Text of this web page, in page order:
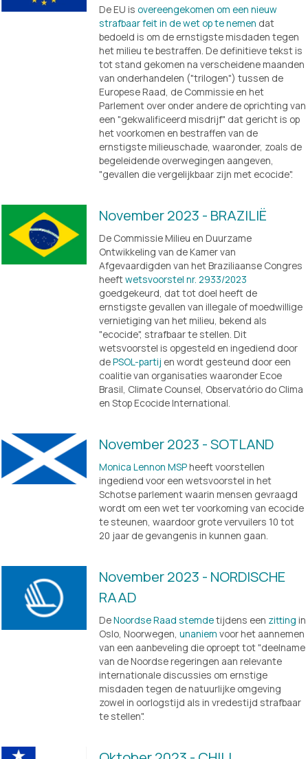
De EU is overeengekomen om een nieuw
strafbaar feit in de wet op te nemen dat
bedoeld is om de ernstigste misdaden tegen
het milieu te bestraffen. De definitieve tekst is
tot stand gekomen na verscheidene maanden
van onderhandelen ("trilogen") tussen de
Europese Raad, de Commissie en het
Parlement over onder andere de oprichting van
een "gekwalificeerd misdrijf" dat gericht is op
het voorkomen en bestraffen van de
ernstigste milieuschade, waaronder, zoals de
begeleidende overwegingen aangeven,
"gevallen die vergelijkbaar zijn met ecocide".
November 2023 - BRAZILIË
De Commissie Milieu en Duurzame
Ontwikkeling van de Kamer van
Afgevaardigden van het Braziliaanse Congres
heeft wetsvoorstel nr. 2933/2023
goedgekeurd, dat tot doel heeft de
ernstigste gevallen van illegale of moedwillige
vernietiging van het milieu, bekend als
"ecocide", strafbaar te stellen. Dit
wetsvoorstel is opgesteld en ingediend door
de PSOL-partij en wordt gesteund door een
coalitie van organisaties waaronder Ecoe
Brasil, Climate Counsel, Observatório do Clima
en Stop Ecocide International.
November 2023 - SOTLAND
Monica Lennon MSP heeft voorstellen
ingediend voor een wetsvoorstel in het
Schotse parlement waarin mensen gevraagd
wordt om een wet ter voorkoming van ecocide
te steunen, waardoor grote vervuilers 10 tot
20 jaar de gevangenis in kunnen gaan.
November 2023 - NORDISCHE
RAAD
De Noordse Raad stemde tijdens een zitting in
Oslo, Noorwegen, unaniem voor het aannemen
van een aanbeveling die oproept tot "deelname
van de Noordse regeringen aan relevante
internationale discussies om ernstige
misdaden tegen de natuurlijke omgeving
zowel in oorlogstijd als in vredestijd strafbaar
te stellen".